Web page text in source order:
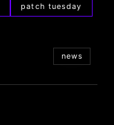
patch tuesday
news